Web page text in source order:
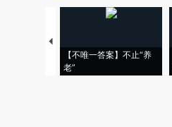
【不唯一答案】不止“养
老”